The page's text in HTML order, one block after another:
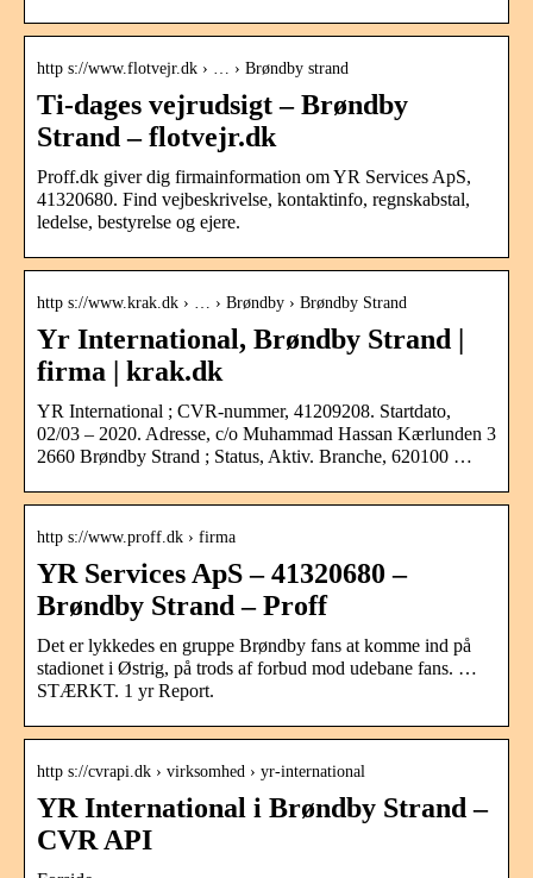
http s://www.flotvejr.dk › … › Brøndby strand
Ti-dages vejrudsigt – Brøndby
Strand – flotvejr.dk
Proff.dk giver dig firmainformation om YR Services ApS,
41320680. Find vejbeskrivelse, kontaktinfo, regnskabstal,
ledelse, bestyrelse og ejere.
http s://www.krak.dk › … › Brøndby › Brøndby Strand
Yr International, Brøndby Strand |
firma | krak.dk
YR International ; CVR-nummer, 41209208. Startdato,
02/03 – 2020. Adresse, c/o Muhammad Hassan Kærlunden 3
2660 Brøndby Strand ; Status, Aktiv. Branche, 620100 …
http s://www.proff.dk › firma
YR Services ApS – 41320680 –
Brøndby Strand – Proff
Det er lykkedes en gruppe Brøndby fans at komme ind på
stadionet i Østrig, på trods af forbud mod udebane fans. …
STÆRKT. 1 yr Report.
http s://cvrapi.dk › virksomhed › yr-international
YR International i Brøndby Strand –
CVR API